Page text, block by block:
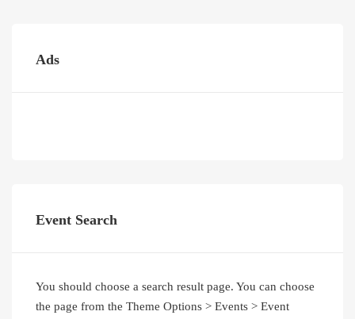
Ads
Event Search
You should choose a search result page. You can choose
the page from the Theme Options > Events > Event